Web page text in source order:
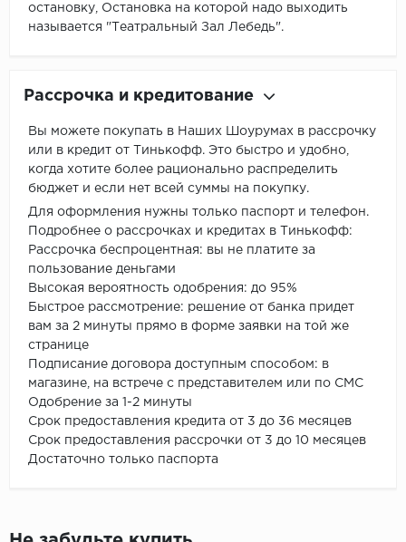
остановку, Остановка на которой надо выходить
называется "Театральный Зал Лебедь".
Рассрочка и кредитование
Вы можете покупать в Наших Шоурумах в рассрочку
или в кредит от Тинькофф. Это быстро и удобно,
когда хотите более рационально распределить
бюджет и если нет всей суммы на покупку.
Для оформления нужны только паспорт и телефон.
Подробнее о рассрочках и кредитах в Тинькофф:
Рассрочка беспроцентная: вы не платите за
пользование деньгами
Высокая вероятность одобрения: до 95%
Быстрое рассмотрение: решение от банка придет
вам за 2 минуты прямо в форме заявки на той же
странице
Подписание договора доступным способом: в
магазине, на встрече с представителем или по СМС
Одобрение за 1-2 минуты
Срок предоставления кредита от 3 до 36 месяцев
Срок предоставления рассрочки от 3 до 10 месяцев
Достаточно только паспорта